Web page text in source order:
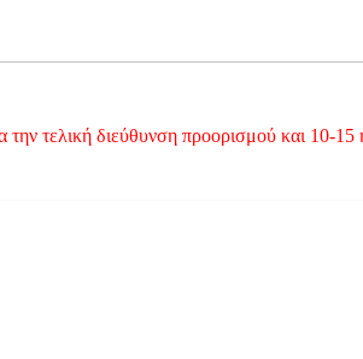
τελική διεύθυνση προορισμού και 10-15